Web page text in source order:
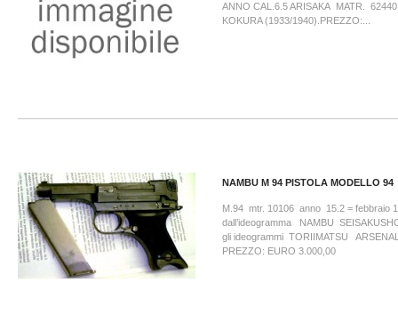
ANNO CAL.6.5 ARISAKA MATR.
KOKURA (1933/1940).PREZZO:...
NAMBU M 94 PISTOLA MODELLO 94
M.94 mtr. 10106 anno 15.2 = febbraio
dall’ideogramma NAMBU
gli ideogrammi TORIIMATSU
PREZZO: EURO 3.000,00